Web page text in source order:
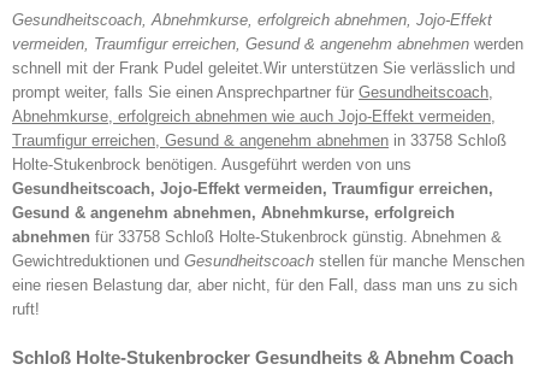
Gesundheitscoach, Abnehmkurse, erfolgreich abnehmen, Jojo-Effekt
vermeiden, Traumfigur erreichen, Gesund & angenehm abnehmen werden
schnell mit der Frank Pudel geleitet.Wir unterstützen Sie verlässlich und
prompt weiter, falls Sie einen Ansprechpartner für Gesundheitscoach,
Abnehmkurse, erfolgreich abnehmen wie auch Jojo-Effekt vermeiden,
Traumfigur erreichen, Gesund & angenehm abnehmen in 33758 Schloß
Holte-Stukenbrock benötigen. Ausgeführt werden von uns
Gesundheitscoach, Jojo-Effekt vermeiden, Traumfigur erreichen,
Gesund & angenehm abnehmen, Abnehmkurse, erfolgreich
abnehmen für 33758 Schloß Holte-Stukenbrock günstig. Abnehmen &
Gewichtreduktionen und Gesundheitscoach stellen für manche Menschen
eine riesen Belastung dar, aber nicht, für den Fall, dass man uns zu sich
ruft!
Schloß Holte-Stukenbrocker Gesundheits & Abnehm Coach